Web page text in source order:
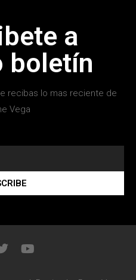
a
boletín
recibas lo mas reciente de
Vega